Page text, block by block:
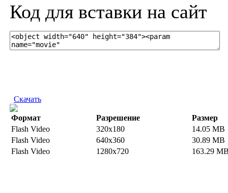
Код для вставки на сайт
Скачать
Формат Разрешение
Размер
Flash Video
320x180
14.05 MB
Flash Video
640x360
30.89 MB
Flash Video
1280x720 163.29